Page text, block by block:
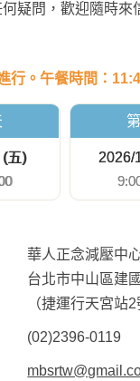
疑問，歡迎隨時來
行。午餐時間：
(五)
2026/
華人正念減壓中
台北市中山區建
（捷運行天宮站
(02)2396-0119